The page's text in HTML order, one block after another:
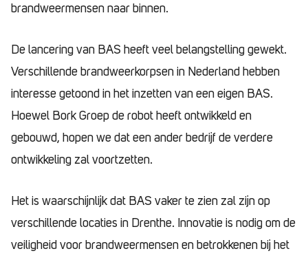
brandweermensen naar binnen.
De lancering van BAS heeft veel belangstelling gewekt.
Verschillende brandweerkorpsen in Nederland hebben
interesse getoond in het inzetten van een eigen BAS.
Hoewel Bork Groep de robot heeft ontwikkeld en
gebouwd, hopen we dat een ander bedrijf de verdere
ontwikkeling zal voortzetten.
Het is waarschijnlijk dat BAS vaker te zien zal zijn op
verschillende locaties in Drenthe. Innovatie is nodig om de
veiligheid voor brandweermensen en betrokkenen bij het